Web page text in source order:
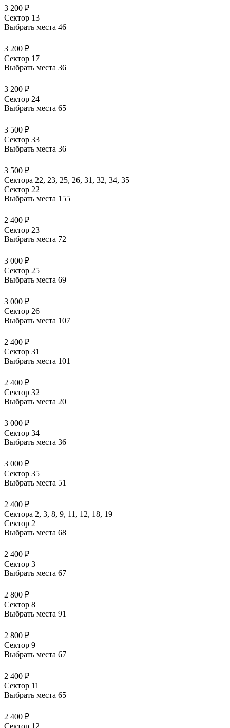
3 200 ₽
Сектор 13
Выбрать места 46
3 200 ₽
Сектор 17
Выбрать места 36
3 200 ₽
Сектор 24
Выбрать места 65
3 500 ₽
Сектор 33
Выбрать места 36
3 500 ₽
Сектора 22, 23, 25, 26, 31, 32, 34, 35
Сектор 22
Выбрать места 155
2 400 ₽
Сектор 23
Выбрать места 72
3 000 ₽
Сектор 25
Выбрать места 69
3 000 ₽
Сектор 26
Выбрать места 107
2 400 ₽
Сектор 31
Выбрать места 101
2 400 ₽
Сектор 32
Выбрать места 20
3 000 ₽
Сектор 34
Выбрать места 36
3 000 ₽
Сектор 35
Выбрать места 51
2 400 ₽
Сектора 2, 3, 8, 9, 11, 12, 18, 19
Сектор 2
Выбрать места 68
2 400 ₽
Сектор 3
Выбрать места 67
2 800 ₽
Сектор 8
Выбрать места 91
2 800 ₽
Сектор 9
Выбрать места 67
2 400 ₽
Сектор 11
Выбрать места 65
2 400 ₽